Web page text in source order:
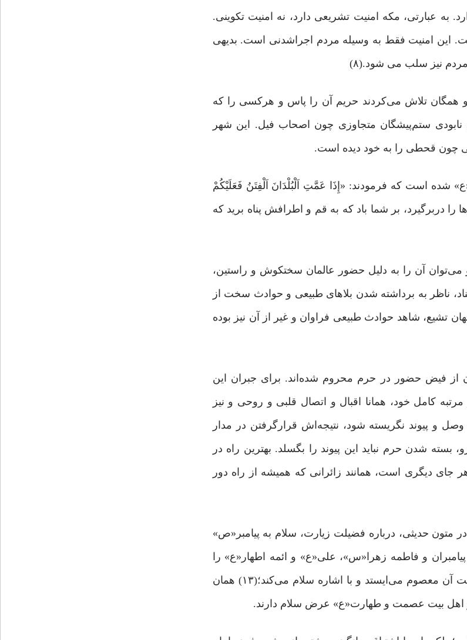
عبارتی، مکه امنیت تشریعی دارد، نه امنیت تکوینی.
این امنیت فقط به وسیله مردم اجراشدنی است. بدیهی
نیز سلب می شود.(۸)
تلاش می‌کردند حریم آن را پاس و هرکسی را که
نابودی ستم‌پیشگان متجاوزی چون اصحاب فیل. این شهر
شده است که فرمودند: «إِذَا عَمَّتِ اَلْبُلْدَانَ اَلْفِتَنُ فَعَلَیْکُمْ
عَنْهَا.(۱۰) چون فتنه‌ها همه شهرها را دربرگیرد، بر شما باد که به قم و اطرافش پناه برید که
آن را به دلیل حضور عالمان سختکوش و راستین،
بنابراین روایات مورد استناد، ناظر به برداشته شدن بلاهای طبیعی و حوادث سخت از
تشیع، شاهد حوادث طبیعی فراوان و غیر از آن نیز بوده
از فیض حضور در حرم محروم شده‌اند. برای جبران این
کامل خود، همانا اقبال و اتصال قلبی و روحی و نیز
و پیوند نگریسته شود، نتیجه‌اش قرارگرفتن در مدار
شدن حرم نباید این پیوند را بگسلد. بهترین راه در
جای دیگری است، همانند زائرانی که همیشه از راه دور
حدیثی، درباره فضیلت زیارت، سلام به پیامبر«ص»
از راه دور پیامبران و فاطمه‌ زهرا«س»، علی«ع» و ائمه اطهار«ع» را
مستحب می‌دانند. زیارت از راه دور به این صورت است که فرد به سمت آن معصوم می‌ایستد و با اشاره سلام می‌کند؛(۱۳) همان‌
و اهل بیت عصمت و طهارت«ع» عرض سلام دارند.